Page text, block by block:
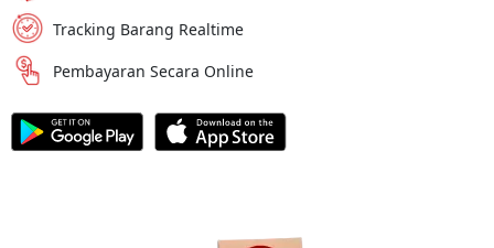
Tracking Barang Realtime
Pembayaran Secara Online